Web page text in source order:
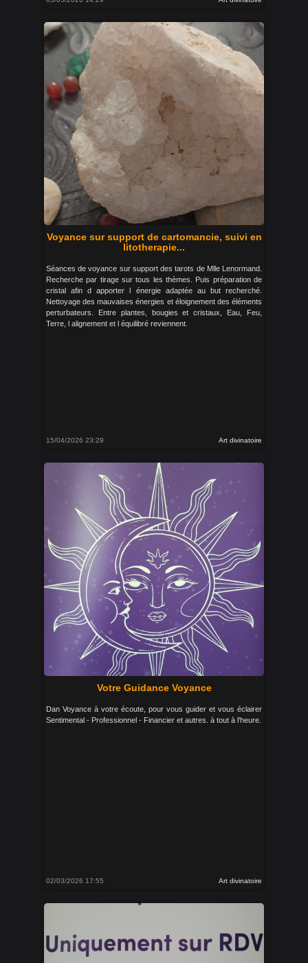
Voyance sur support de cartomancie, suivi en
litotherapie...
Séances de voyance sur support des tarots de Mlle Lenormand.
Recherche par tirage sur tous les thèmes. Puis préparation de
cristal afin d apporter l énergie adaptée au but recherché.
Nettoyage des mauvaises énergies et éloignement des éléments
perturbateurs. Entre plantes, bougies et cristaux, Eau, Feu,
Terre, l alignement et l équilibré reviennent.
15/04/2026 23:29 Art divinatoire
Votre Guidance Voyance
Dan Voyance à votre écoute, pour vous guider et vous éclairer
Sentimental - Professionnel - Financier et autres. à tout à l'heure.
02/03/2026 17:55 Art divinatoire